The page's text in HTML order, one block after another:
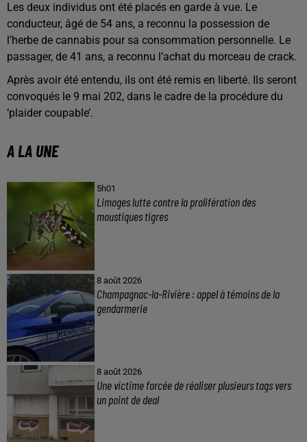
Les deux individus ont été placés en garde à vue. Le
conducteur, âgé de 54 ans, a reconnu la possession de
l’herbe de cannabis pour sa consommation personnelle. Le
passager, de 41 ans, a reconnu l’achat du morceau de crack.
Après avoir été entendu, ils ont été remis en liberté. Ils seront
convoqués le 9 mai 202, dans le cadre de la procédure du
‘plaider coupable’.
A LA UNE
5h01
Limoges lutte contre la prolifération des
moustiques tigres
8 août 2026
Champagnac-la-Rivière : appel à témoins de la
gendarmerie
8 août 2026
Une victime forcée de réaliser plusieurs tags vers
un point de deal